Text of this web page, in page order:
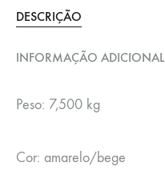
DESCRIÇÃO
INFORMAÇÃO ADICIONAL
Peso: 7,500 kg
Cor: amarelo/bege